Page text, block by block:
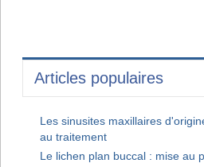
Articles populaires
Les sinusites maxillaires
au traitement
Le lichen plan buccal : mise au